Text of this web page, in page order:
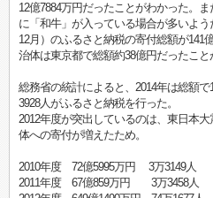
12億7884万円だったことがわかった。
に「和牛」が入っている場合が多いよう
12月）のふるさと納税の寄付総額が141
治体は東京都で総額約38億円だったこと
総務省の統計によると、2014年は総額
3928人がふるさと納税を行った。
2012年度が突出しているのは、東日本
体への寄付が増えたため。
2010年度 72億5995万円 3万3149人
2011年度 67億859万円 3万3458人